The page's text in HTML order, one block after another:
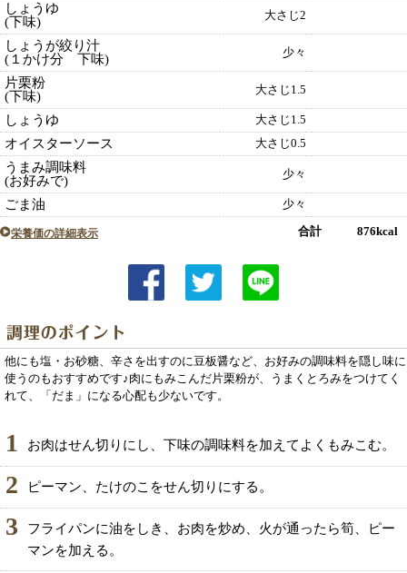
しょうゆ
(下味)
大さじ2
しょうが絞り汁
(１かけ分 下味)
少々
片栗粉
(下味)
大さじ1.5
しょうゆ 大さじ1.5
オイスターソース 大さじ0.5
うまみ調味料
(お好みで)
少々
ごま油 少々
栄養価の詳細表示 合計 876kcal
他にも塩・お砂糖、辛さを出すのに豆板醤など、お好みの調味料を隠し味に
使うのもおすすめです♪肉にもみこんだ片栗粉が、うまくとろみをつけてく
れて、「だま」になる心配も少ないです。
1 お肉はせん切りにし、下味の調味料を加えてよくもみこむ。
2 ピーマン、たけのこをせん切りにする。
3
フライパンに油をしき、お肉を炒め、火が通ったら筍、ピー
マンを加える。